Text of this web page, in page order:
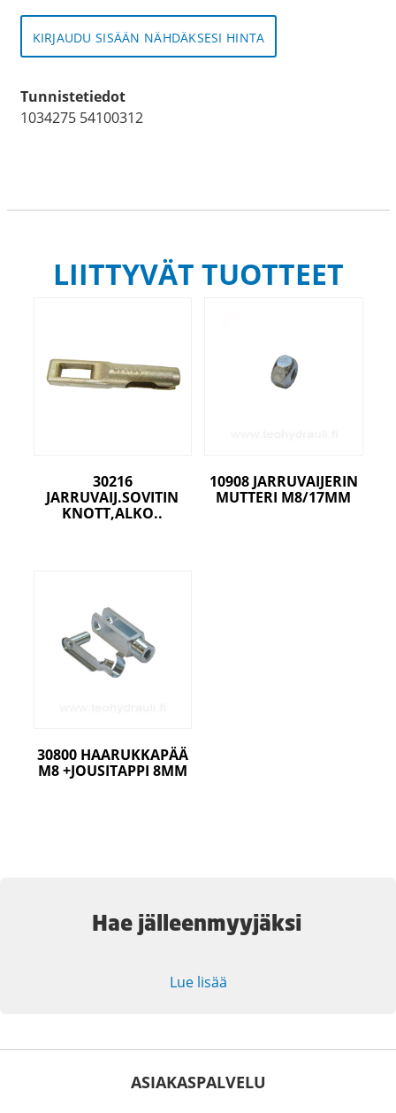
KIRJAUDU SISÄÄN NÄHDÄKSESI HINTA
Tunnistetiedot
1034275 54100312
LIITTYVÄT TUOTTEET
30216
JARRUVAIJ.SOVITIN
KNOTT,ALKO..
10908 JARRUVAIJERIN
MUTTERI M8/17MM
30800 HAARUKKAPÄÄ
M8 +JOUSITAPPI 8MM
Hae jälleenmyyjäksi
Lue lisää
ASIAKASPALVELU